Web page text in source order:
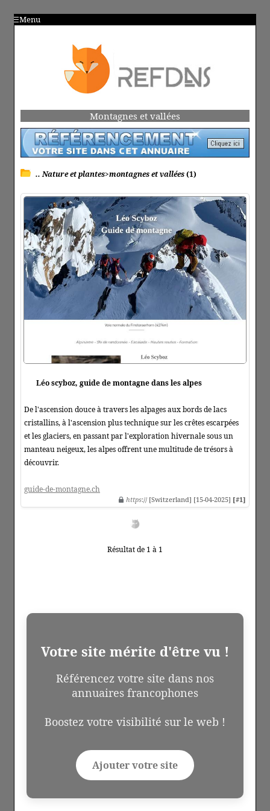
Menu
Montagnes et vallées
.. Nature et plantes>montagnes et vallées(1)
Léo scyboz, guide de montagne dans les alpes
De l'ascension douce à travers les alpages aux bords de lacs
cristallins, à l'ascension plus technique sur les crêtes escarpées
et les glaciers, en passant par l'exploration hivernale sous un
manteau neigeux, les alpes offrent une multitude de trésors à
découvrir.
guide-de-montagne.ch
https:// [Switzerland] [15-04-2025] [#1]
Résultat de 1 à 1
Votre site mérite d'être vu !
Référencez votre site dans nos
annuaires francophones
Boostez votre visibilité sur le web !
Ajouter votre site